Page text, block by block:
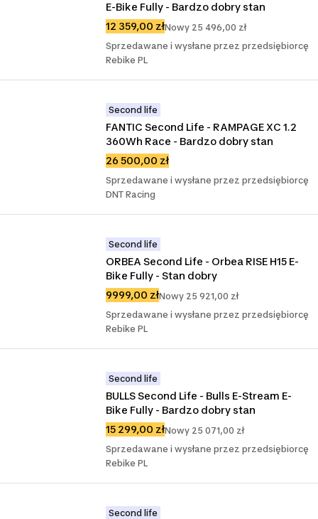
E-Bike Fully - Bardzo dobry stan
12 359,00 złNowy 25 496,00 zł
Sprzedawane i wysłane przez przedsiębiorcę
Rebike PL
Second life
FANTIC Second Life - RAMPAGE XC 1.2
360Wh Race - Bardzo dobry stan
26 500,00 zł
Sprzedawane i wysłane przez przedsiębiorcę
DNT Racing
Second life
ORBEA Second Life - Orbea RISE H15 E-
Bike Fully - Stan dobry
9999,00 złNowy 25 921,00 zł
Sprzedawane i wysłane przez przedsiębiorcę
Rebike PL
Second life
BULLS Second Life - Bulls E-Stream E-
Bike Fully - Bardzo dobry stan
15 299,00 złNowy 25 071,00 zł
Sprzedawane i wysłane przez przedsiębiorcę
Rebike PL
Second life